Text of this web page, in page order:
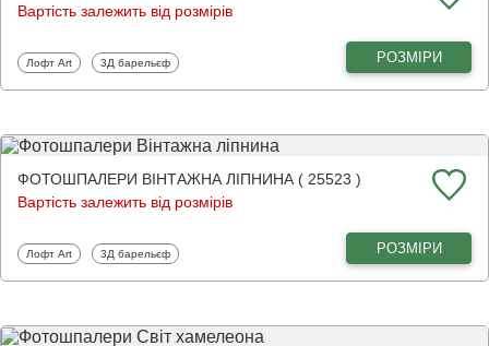
Вартість залежить від розмірів
Фотошпалери
Лофт Art Фотошпалери
3Д барельєф РОЗМІРИ
ФОТОШПАЛЕРИ ВІНТАЖНА ЛІПНИНА ( 25523 )
Вартість залежить від розмірів
Фотошпалери
Лофт Art Фотошпалери
3Д барельєф РОЗМІРИ